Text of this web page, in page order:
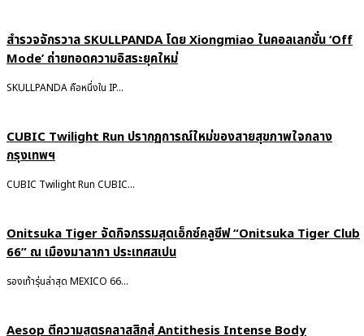
สำรวจจักรวาล SKULLPANDA โดย Xiongmiao ในคอลเลกชั่น ‘Off
Mode’ ถ่ายทอดความอิสระยุคใหม่
SKULLPANDA คือหนึ่งใน IP...
CUBIC Twilight Run ปรากฏการณ์ใหม่ของสายสุขภาพใจกลาง
กรุงเทพฯ
CUBIC Twilight Run CUBIC...
Onitsuka Tiger จัดกิจกรรมสุดเอ็กซ์คลูซีฟ “Onitsuka Tiger Club
66” ณ เมืองมาลากา ประเทศสเปน
รองเท้ารุ่นล่าสุด MEXICO 66...
Aesop ตีความสูตรคลาสสิกสู่ Antithesis Intense Body